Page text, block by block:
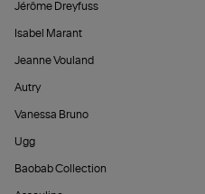
Jérôme Dreyfuss
Isabel Marant
Jeanne Vouland
Autry
Vanessa Bruno
Ugg
Baobab Collection